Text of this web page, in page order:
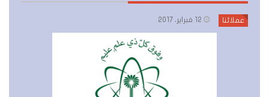
عملائنا 12 فبراير، 2017